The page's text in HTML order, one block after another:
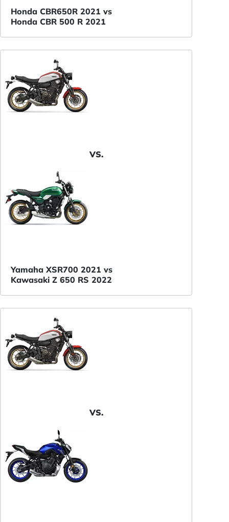
Honda CBR650R 2021 vs
Honda CBR 500 R 2021
VS.
Yamaha XSR700 2021 vs
Kawasaki Z 650 RS 2022
VS.